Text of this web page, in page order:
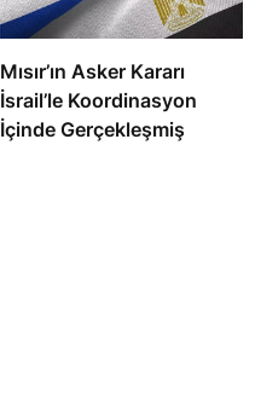
Mısır’ın Asker Kararı
İsrail’le Koordinasyon
İçinde Gerçekleşmiş